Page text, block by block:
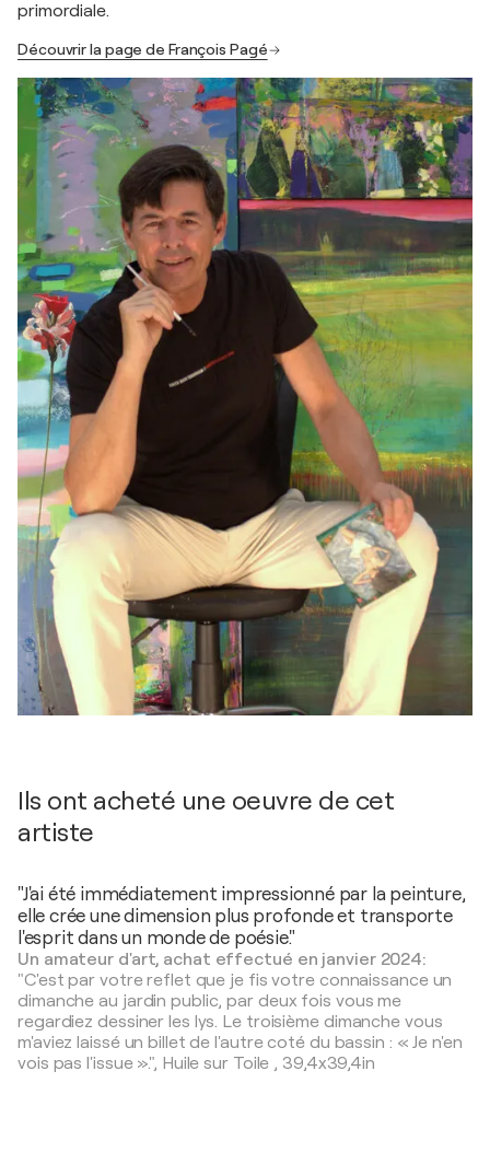
primordiale.
Découvrir la page de François Pagé
Ils ont acheté une oeuvre de cet
artiste
"J'ai été immédiatement impressionné par la peinture,
elle crée une dimension plus profonde et transporte
l'esprit dans un monde de poésie."
Un amateur d'art, achat effectué en janvier 2024:
"C'est par votre reflet que je fis votre connaissance un
dimanche au jardin public, par deux fois vous me
regardiez dessiner les lys. Le troisième dimanche vous
m'aviez laissé un billet de l'autre coté du bassin : « Je n'en
vois pas l'issue ».", Huile sur Toile , 39,4x39,4in